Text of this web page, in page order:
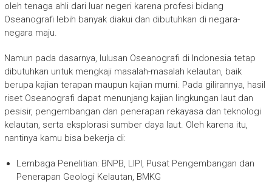
oleh tenaga ahli dari luar negeri karena profesi bidang
Oseanografi lebih banyak diakui dan dibutuhkan di negara-
negara maju.
Namun pada dasarnya, lulusan Oseanografi di Indonesia tetap
dibutuhkan untuk mengkaji masalah-masalah kelautan, baik
berupa kajian terapan maupun kajian murni. Pada gilirannya, hasil
riset Oseanografi dapat menunjang kajian lingkungan laut dan
pesisir, pengembangan dan penerapan rekayasa dan teknologi
kelautan, serta eksplorasi sumber daya laut. Oleh karena itu,
nantinya kamu bisa bekerja di:
Lembaga Penelitian: BNPB, LIPI, Pusat Pengembangan dan
Penerapan Geologi Kelautan, BMKG